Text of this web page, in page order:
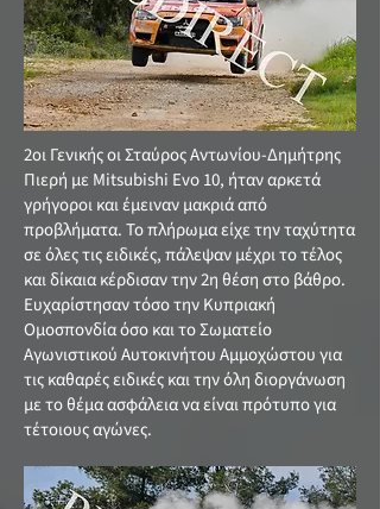
2οι Γενικής οι Σταύρος Αντωνίου-Δημήτρης
Πιερή με Mitsubishi Evo 10, ήταν αρκετά
γρήγοροι και έμειναν μακριά από
προβλήματα. Το πλήρωμα είχε την ταχύτητα
σε όλες τις ειδικές, πάλεψαν μέχρι το τέλος
και δίκαια κέρδισαν την 2η θέση στο βάθρο.
Ευχαρίστησαν τόσο την Κυπριακή
Ομοσπονδία όσο και το Σωματείο
Αγωνιστικού Αυτοκινήτου Αμμοχώστου για
τις καθαρές ειδικές και την όλη διοργάνωση
με το θέμα ασφάλεια να είναι πρότυπο για
τέτοιους αγώνες.